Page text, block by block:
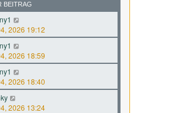
BEITRAG
2026 19:12
2026 18:59
2026 18:40
2026 13:24